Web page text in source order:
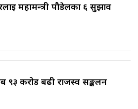
महामन्त्री पौडेलका ६ सुझाव
९३ करोड बढी राजस्व सङ्कलन